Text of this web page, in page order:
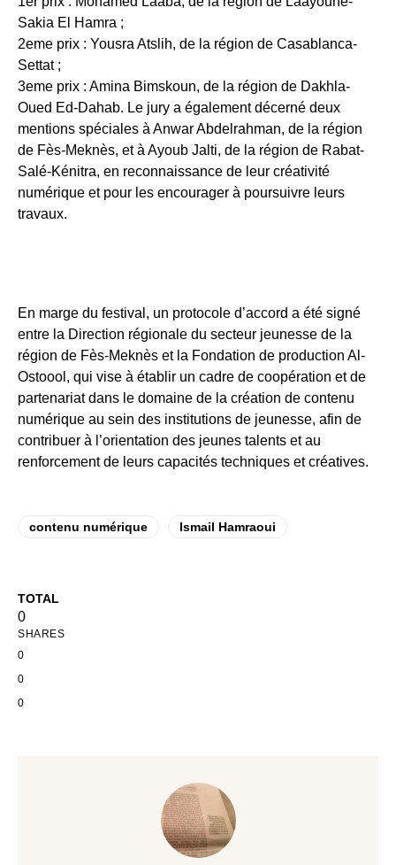
Sakia El Hamra ;
2eme prix : Yousra Atslih, de la région de Casablanca-
Settat ;
3eme prix : Amina Bimskoun, de la région de Dakhla-
Oued Ed-Dahab. Le jury a également décerné deux
mentions spéciales à Anwar Abdelrahman, de la région
de Fès-Meknès, et à Ayoub Jalti, de la région de Rabat-
Salé-Kénitra, en reconnaissance de leur créativité
numérique et pour les encourager à poursuivre leurs
travaux.
En marge du festival, un protocole d’accord a été signé
entre la Direction régionale du secteur jeunesse de la
région de Fès-Meknès et la Fondation de production Al-
Ostoool, qui vise à établir un cadre de coopération et de
partenariat dans le domaine de la création de contenu
numérique au sein des institutions de jeunesse, afin de
contribuer à l’orientation des jeunes talents et au
renforcement de leurs capacités techniques et créatives.
contenu numérique Ismail Hamraoui
TOTAL
0
SHARES
0
0
0